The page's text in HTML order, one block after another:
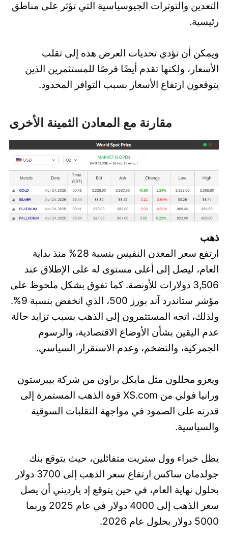
التعدين والتوترات الجيوسياسية التي تؤثر على مناطق
رئيسية.
ويمكن أن تؤدي تحديات العرض هذه إلى تقلب
الأسعار، ولكنها تقدم أيضًا فرصًا للمستثمرين الذين
يتوقعون ارتفاع الأسعار بسبب التوافر المحدود.
مقارنة مع المعادن الثمينة الأخرى
ذهب
ارتفع سعر المعدن النفيس بنسبة 28% منذ بداية
العام، ليصل إلى أعلى مستوى له على الإطلاق عند
3,506 دولارات للأونصة. كما تفوق بشكل ملحوظ على
مؤشر ستاندرد آند بورز 500، الذي انخفض بنسبة 9%.
ولذلك، اتجه المستثمرون إلى الذهب بسبب تزايد حالة
عدم اليقين بشأن الأوضاع الاقتصادية، والرسوم
الجمركية، والتضخم، وعدم الاستقرار السياسي.
ويعزو محللون مثل مايكل براون من شركة بيبرستون
ورانيا فولي من XS.com قوة الذهب المستمرة إلى
قدرته على الصمود في مواجهة التقلبات السوقية
والسياسية.
يظل خبراء وول ستريت متفائلين، حيث يتوقع بنك
جولدمان ساكس ارتفاع سعر الذهب إلى 3700 دولار
بحلول نهاية العام، في حين يتوقع إد يارديني أن يصل
سعر الذهب إلى 4000 دولار في عام 2025 وربما
5000 دولار بحلول عام 2026.